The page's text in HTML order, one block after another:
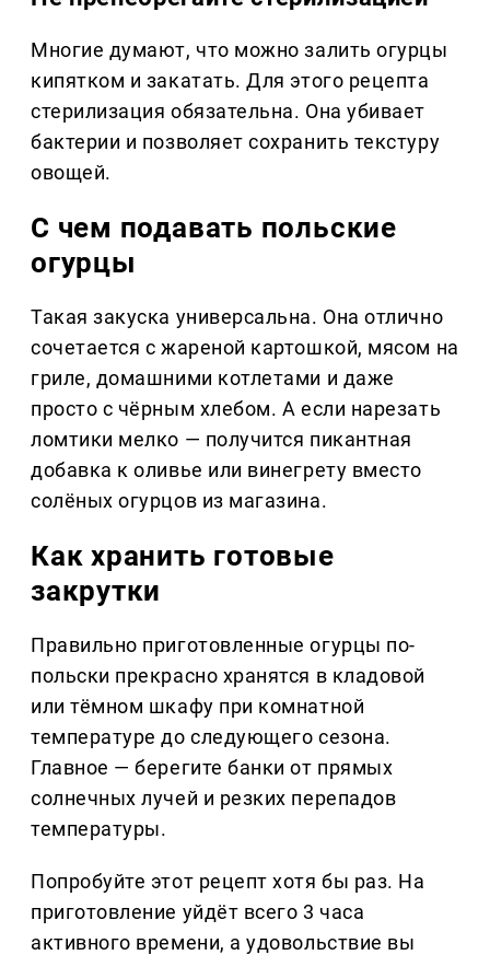
Многие думают, что можно залить огурцы
кипятком и закатать. Для этого рецепта
стерилизация обязательна. Она убивает
бактерии и позволяет сохранить текстуру
овощей.
С чем подавать польские
огурцы
Такая закуска универсальна. Она отлично
сочетается с жареной картошкой, мясом на
гриле, домашними котлетами и даже
просто с чёрным хлебом. А если нарезать
ломтики мелко — получится пикантная
добавка к оливье или винегрету вместо
солёных огурцов из магазина.
Как хранить готовые
закрутки
Правильно приготовленные огурцы по-
польски прекрасно хранятся в кладовой
или тёмном шкафу при комнатной
температуре до следующего сезона.
Главное — берегите банки от прямых
солнечных лучей и резких перепадов
температуры.
Попробуйте этот рецепт хотя бы раз. На
приготовление уйдёт всего 3 часа
активного времени, а удовольствие вы